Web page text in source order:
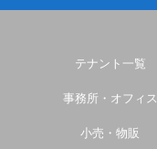
テナント一覧
事務所・オフィス
小売・物販